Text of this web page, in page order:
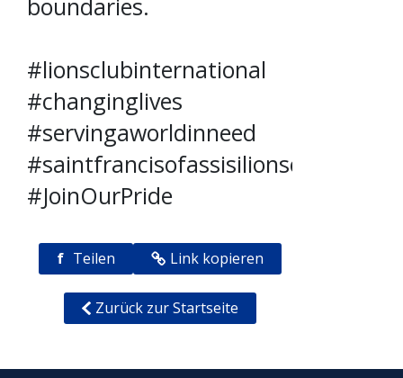
boundaries.
#lionsclubinternational
#changinglives
#servingaworldinneed
#saintfrancisofassisilionsclub
#JoinOurPride
f Teilen Link kopieren
Zurück zur Startseite